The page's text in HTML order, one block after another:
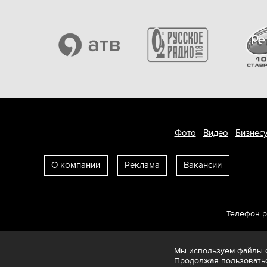
Фото Видео
О компании Реклама Вакансии
Телефон
Мы используем файлы
Продолжая